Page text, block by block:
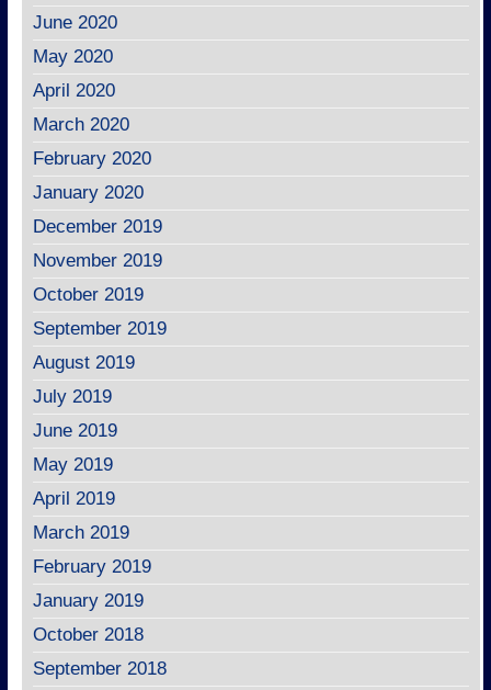
June 2020
May 2020
April 2020
March 2020
February 2020
January 2020
December 2019
November 2019
October 2019
September 2019
August 2019
July 2019
June 2019
May 2019
April 2019
March 2019
February 2019
January 2019
October 2018
September 2018